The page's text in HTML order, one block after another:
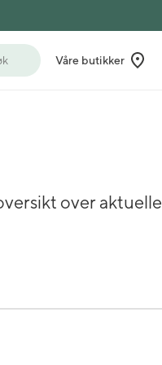
Våre butikker
over aktuelle